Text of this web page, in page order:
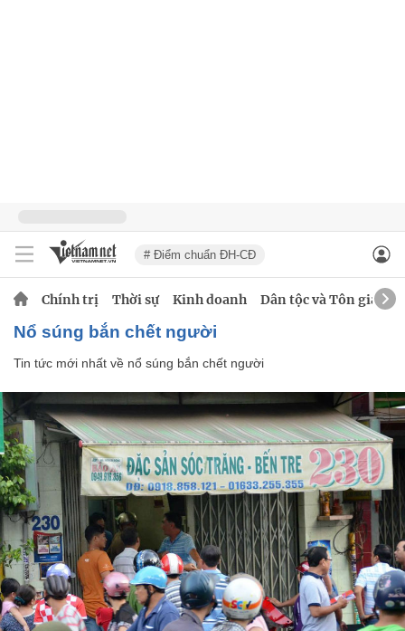
# Điểm chuẩn ĐH-CĐ
Chính trị Thời sự Kinh doanh Dân tộc và Tôn giáo
nổ súng bắn chết người
Tin tức mới nhất về nổ súng bắn chết người